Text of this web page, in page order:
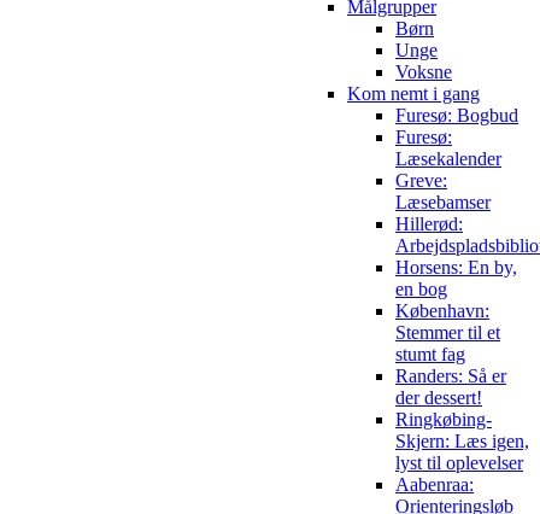
Målgrupper
Børn
Unge
Voksne
Kom nemt i gang
Furesø: Bogbud
Furesø:
Læsekalender
Greve:
Læsebamser
Hillerød:
Horsens: En by,
en bog
København:
Stemmer til et
stumt fag
Randers: Så er
der dessert!
Ringkøbing-
Skjern: Læs igen,
lyst til oplevelser
Aabenraa:
Orienteringsløb